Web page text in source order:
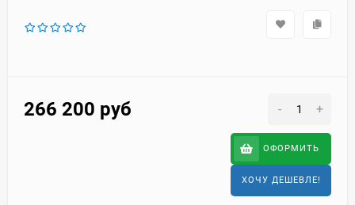
266 200 руб - +
ОФОРМИТЬ
ХОЧУ ДЕШЕВЛЕ!